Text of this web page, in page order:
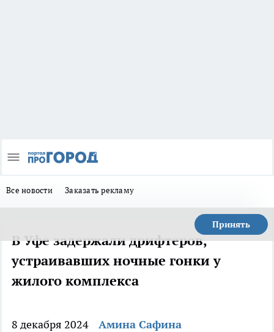
Все новости Заказать рекламу
Принять
В Уфе задержали дрифтеров,
устраивавших ночные гонки у
жилого комплекса
8 декабря 2024 Амина Сафина